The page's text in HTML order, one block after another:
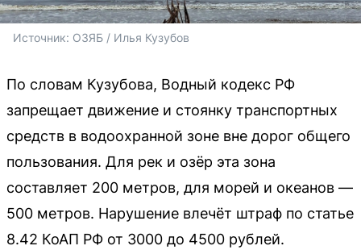
Источник: ОЗЯБ / Илья Кузубов
По словам Кузубова, Водный кодекс РФ
запрещает движение и стоянку транспортных
средств в водоохранной зоне вне дорог общего
пользования. Для рек и озёр эта зона
составляет 200 метров, для морей и океанов —
500 метров. Нарушение влечёт штраф по статье
8.42 КоАП РФ от 3000 до 4500 рублей.